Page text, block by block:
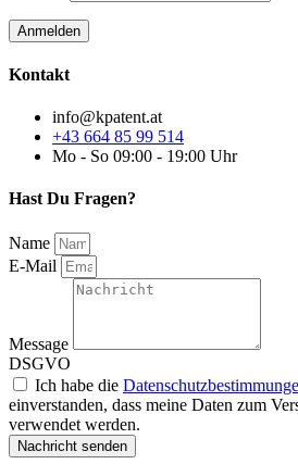
Kontakt
info@kpatent.at
+43 664 85 99 514
Mo - So 09:00 - 19:00 Uhr
Hast Du Fragen?
Name
E-Mail
Message
DSGVO
Ich habe die
einverstanden, dass meine Daten zum
verwendet werden.
Nachricht senden